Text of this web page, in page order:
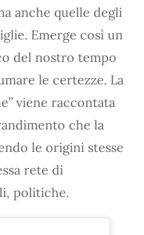
anche quelle degli
Emerge così un
del nostro tempo
le certezze. La
viene raccontata
che la
le origini stesse
rete di
politiche.